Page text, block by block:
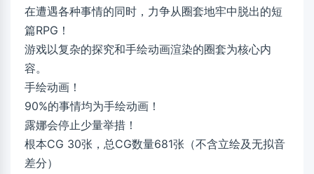
在遭遇各种事情的同时，力争从圈套地牢中脱出的短
篇RPG！
游戏以复杂的探究和手绘动画渲染的圈套为核心内
容。
手绘动画！
90%的事情均为手绘动画！
露娜会停止少量举措！
根本CG 30张，总CG数量681张（不含立绘及无拟音
差分）